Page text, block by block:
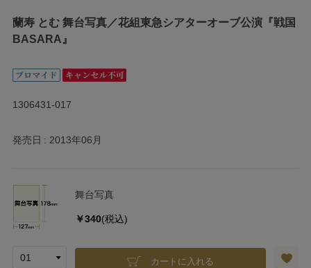
蘭寿 とむ 舞台写真／花組東急シアターオーブ公演『戦国
BASARA』
1306431-017
発売日 2013年06月
舞台写真
￥340(税込)
カートに入れる